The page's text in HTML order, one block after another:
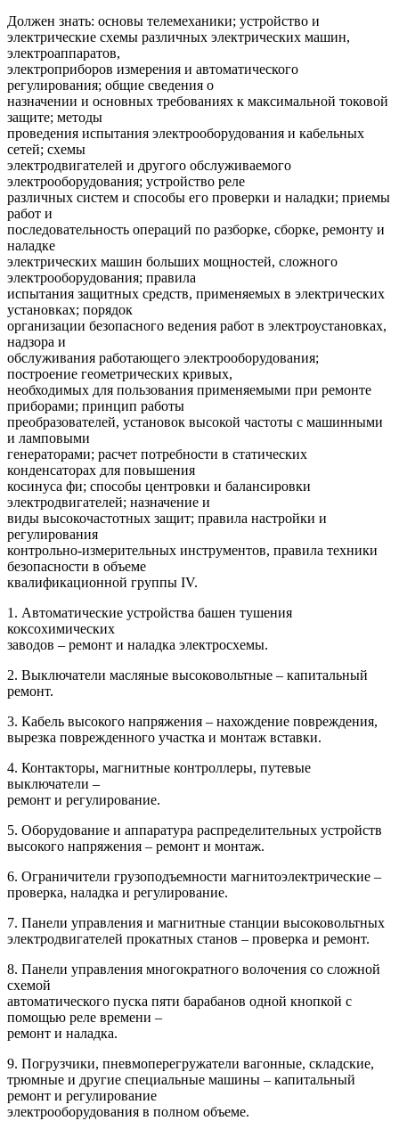
Должен знать: основы телемеханики; устройство и
электрические схемы различных электрических машин,
электроаппаратов,
электроприборов измерения и автоматического
регулирования; общие сведения о
назначении и основных требованиях к максимальной токовой
защите; методы
проведения испытания электрооборудования и кабельных
сетей; схемы
электродвигателей и другого обслуживаемого
электрооборудования; устройство реле
различных систем и способы его проверки и наладки; приемы
работ и
последовательность операций по разборке, сборке, ремонту и
наладке
электрических машин больших мощностей, сложного
электрооборудования; правила
испытания защитных средств, применяемых в электрических
установках; порядок
организации безопасного ведения работ в электроустановках,
надзора и
обслуживания работающего электрооборудования;
построение геометрических кривых,
необходимых для пользования применяемыми при ремонте
приборами; принцип работы
преобразователей, установок высокой частоты с машинными
и ламповыми
генераторами; расчет потребности в статических
конденсаторах для повышения
косинуса фи; способы центровки и балансировки
электродвигателей; назначение и
виды высокочастотных защит; правила настройки и
регулирования
контрольно-измерительных инструментов, правила техники
безопасности в объеме
квалификационной группы IV.
1. Автоматические устройства башен тушения
коксохимических
заводов – ремонт и наладка электросхемы.
2. Выключатели масляные высоковольтные – капитальный
ремонт.
3. Кабель высокого напряжения – нахождение повреждения,
вырезка поврежденного участка и монтаж вставки.
4. Контакторы, магнитные контроллеры, путевые
выключатели –
ремонт и регулирование.
5. Оборудование и аппаратура распределительных устройств
высокого напряжения – ремонт и монтаж.
6. Ограничители грузоподъемности магнитоэлектрические –
проверка, наладка и регулирование.
7. Панели управления и магнитные станции высоковольтных
электродвигателей прокатных станов – проверка и ремонт.
8. Панели управления многократного волочения со сложной
схемой
автоматического пуска пяти барабанов одной кнопкой с
помощью реле времени –
ремонт и наладка.
9. Погрузчики, пневмоперегружатели вагонные, складские,
трюмные и другие специальные машины – капитальный
ремонт и регулирование
электрооборудования в полном объеме.